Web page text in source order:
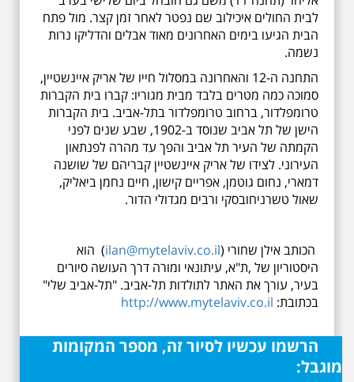
לבית החולים איכילוב שם נפטר לאחר זמן קצר. מול פתח
הבית הגיעו בימים האחרונים מאוד אבלים והדליקו נרות
נשמה.
התחנה ה-12 והאחרונה במסלול חייו של אריק איינשטיין,
סמוכה כמה מטרים בלבד מבית מגוריו: קברו בית הקברות
טרומפלדור, ברחוב טרומפלדור בתל-אביב. בית הקברות
הישן של תל אביב שנוסד ב-1902, שבע שנים לפני
הקמתה של העיר תל אביב והפך עד מהרה לפנתאון
העירוני. לצידו של אריק איינשטיין קבריהם של שושנה
דמארי, נחום גוטמן, אפריים קישון, חיים נחמן ביאליק,
שאול טשרניחובסקי ורבים מגדולי הדור.
הכותב אילן שחורי (ilan@mytelaviv.co.il) הוא
היסטוריון של ,ת"א, עיתונאי ומורה דרך העושה סיורים
בעיר, עורך את האתר לתולדות תל-אביב. "תל-אביב שלי"
בכתובת: http://www.mytelaviv.co.il
הרשמו עכשיו לסיור זה, מספר המקומות
מוגבל: